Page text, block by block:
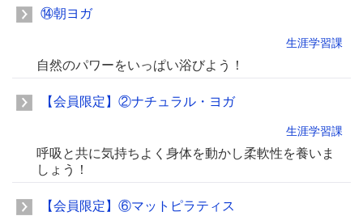
⑭朝ヨガ
生涯学習課
自然のパワーをいっぱい浴びよう！
【会員限定】②ナチュラル・ヨガ
生涯学習課
呼吸と共に気持ちよく身体を動かし柔軟性を養いま
しょう！
【会員限定】⑥マットピラティス